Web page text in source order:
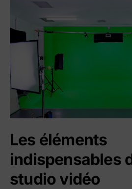
Les éléments
indispensables
studio vidéo